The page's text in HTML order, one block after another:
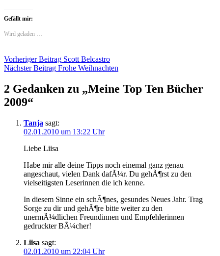
Gefällt mir:
Wird geladen …
Beitragsnavigation
Vorheriger Beitrag Scott Belcastro
Nächster Beitrag Frohe Weihnachten
2 Gedanken zu „Meine Top Ten Bücher
2009“
Tanja sagt:
02.01.2010 um 13:22 Uhr
Liebe Liisa
Habe mir alle deine Tipps noch einemal ganz genau
angeschaut, vielen Dank dafÃ¼r. Du gehÃ¶rst zu den
vielseitigsten Leserinnen die ich kenne.
In diesem Sinne ein schÃ¶nes, gesundes Neues Jahr. Trag
Sorge zu dir und gehÃ¶re bitte weiter zu den
unermÃ¼dlichen Freundinnen und Empfehlerinnen
gedruckter BÃ¼cher!
Liisa sagt:
02.01.2010 um 22:04 Uhr